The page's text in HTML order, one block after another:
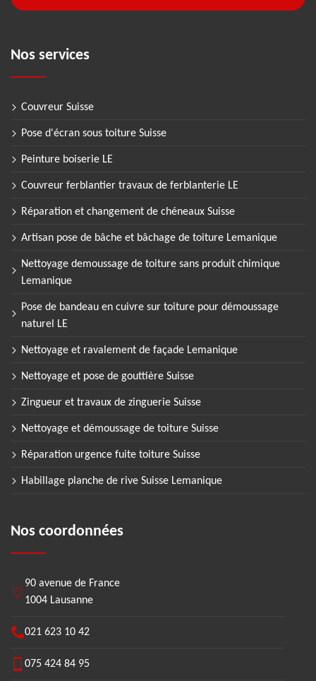
Nos services
Couvreur Suisse
Pose d'écran sous toiture Suisse
Peinture boiserie LE
Couvreur ferblantier travaux de ferblanterie LE
Réparation et changement de chéneaux Suisse
Artisan pose de bâche et bâchage de toiture Lemanique
Nettoyage demoussage de toiture sans produit chimique
Lemanique
Pose de bandeau en cuivre sur toiture pour démoussage
naturel LE
Nettoyage et ravalement de façade Lemanique
Nettoyage et pose de gouttière Suisse
Zingueur et travaux de zinguerie Suisse
Nettoyage et démoussage de toiture Suisse
Réparation urgence fuite toiture Suisse
Habillage planche de rive Suisse Lemanique
Nos coordonnées
90 avenue de France
1004 Lausanne
021 623 10 42
075 424 84 95